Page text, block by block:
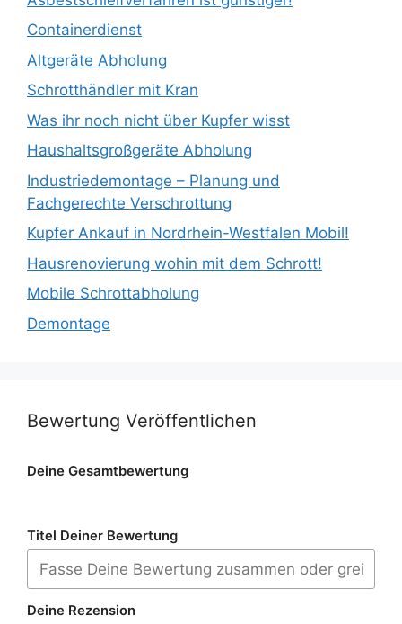
Containerdienst
Altgeräte Abholung
Schrotthändler mit Kran
Was ihr noch nicht über Kupfer wisst
Haushaltsgroßgeräte Abholung
Industriedemontage – Planung und
Fachgerechte Verschrottung
Kupfer Ankauf in Nordrhein-Westfalen Mobil!
Hausrenovierung wohin mit dem Schrott!
Mobile Schrottabholung
Demontage
Bewertung Veröffentlichen
Deine Gesamtbewertung
Titel Deiner Bewertung
Deine Rezension